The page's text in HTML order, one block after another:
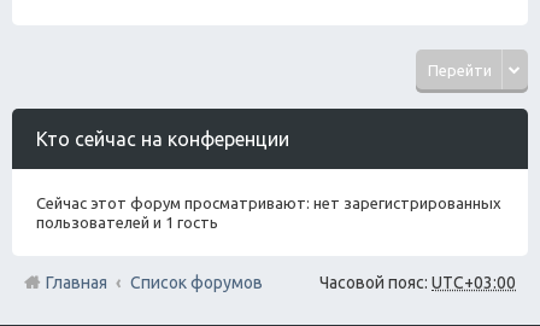
Перейти
Кто сейчас на конференции
Сейчас этот форум просматривают: нет зарегистрированных
пользователей и 1 гость
Часовой пояс: UTC+03:00
Главная Список форумов